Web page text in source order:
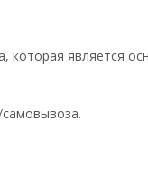
которая является